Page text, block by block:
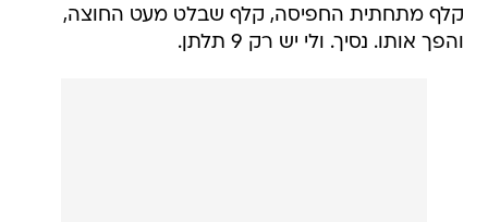
קלף מתחתית החפיסה, קלף שבלט מעט החוצה,
והפך אותו. נסיך. ולי יש רק 9 תלתן.